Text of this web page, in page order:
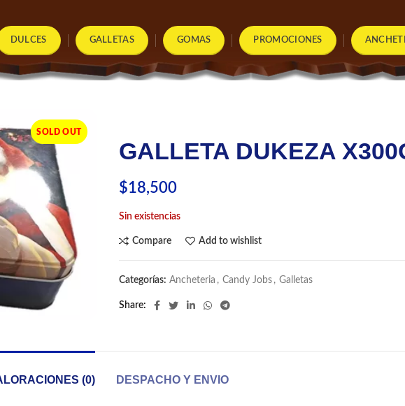
DULCES GALLETAS GOMAS PROMOCIONES
SOLD OUT
GALLETA DUKEZA
$18,500
Sin existencias
Compare Add to wishlist
Categorías: Ancheteria , Candy Jobs , Galletas
Share
(0) DESPACHO Y ENVIO